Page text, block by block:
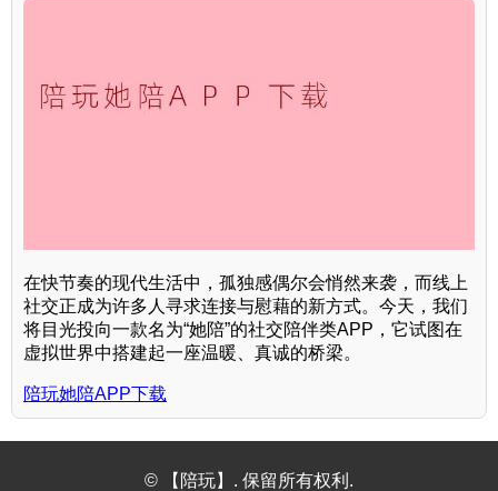
在快节奏的现代生活中，孤独感偶尔会悄然来袭，而线上
社交正成为许多人寻求连接与慰藉的新方式。今天，我们
将目光投向一款名为“她陪”的社交陪伴类APP，它试图在
虚拟世界中搭建起一座温暖、真诚的桥梁。
陪玩她陪APP下载
© 【陪玩】. 保留所有权利.